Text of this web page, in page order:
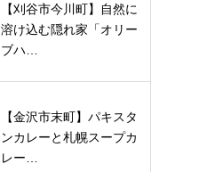
【刈谷市今川町】自然に
溶け込む隠れ家「オリー
ブハ…
【金沢市末町】パキスタ
ンカレーと札幌スープカ
レー…